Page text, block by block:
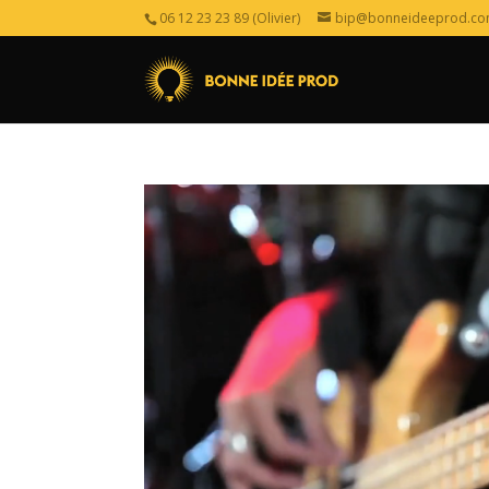
06 12 23 23 89 (Olivier)